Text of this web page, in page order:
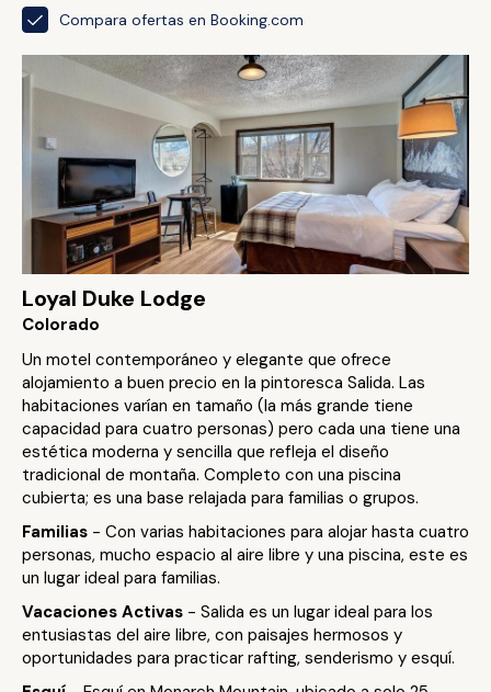
Compara ofertas en Booking.com
Loyal Duke Lodge
Colorado
Un motel contemporáneo y elegante que ofrece
alojamiento a buen precio en la pintoresca Salida. Las
habitaciones varían en tamaño (la más grande tiene
capacidad para cuatro personas) pero cada una tiene una
estética moderna y sencilla que refleja el diseño
tradicional de montaña. Completo con una piscina
cubierta; es una base relajada para familias o grupos.
Familias - Con varias habitaciones para alojar hasta cuatro
personas, mucho espacio al aire libre y una piscina, este es
un lugar ideal para familias.
Vacaciones Activas - Salida es un lugar ideal para los
entusiastas del aire libre, con paisajes hermosos y
oportunidades para practicar rafting, senderismo y esquí.